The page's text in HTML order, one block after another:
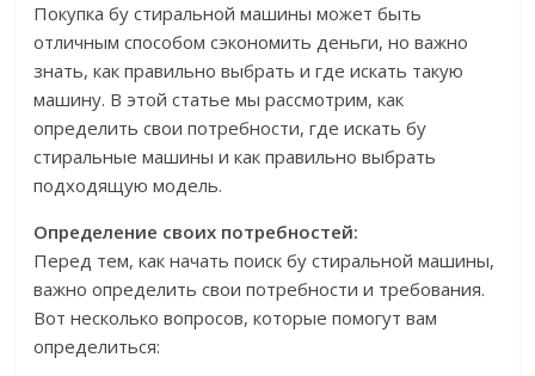
Покупка бу стиральной машины может быть
отличным способом сэкономить деньги, но важно
знать, как правильно выбрать и где искать такую
машину. В этой статье мы рассмотрим, как
определить свои потребности, где искать бу
стиральные машины и как правильно выбрать
подходящую модель.
Определение своих потребностей:
Перед тем, как начать поиск бу стиральной машины,
важно определить свои потребности и требования.
Вот несколько вопросов, которые помогут вам
определиться: